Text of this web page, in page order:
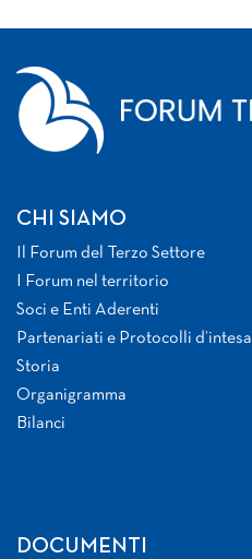
CHI SIAMO
Il Forum del Terzo Settore
I Forum nel territorio
Soci e Enti Aderenti
Partenariati e Protocolli d’intesa
Storia
Organigramma
Bilanci
DOCUMENTI